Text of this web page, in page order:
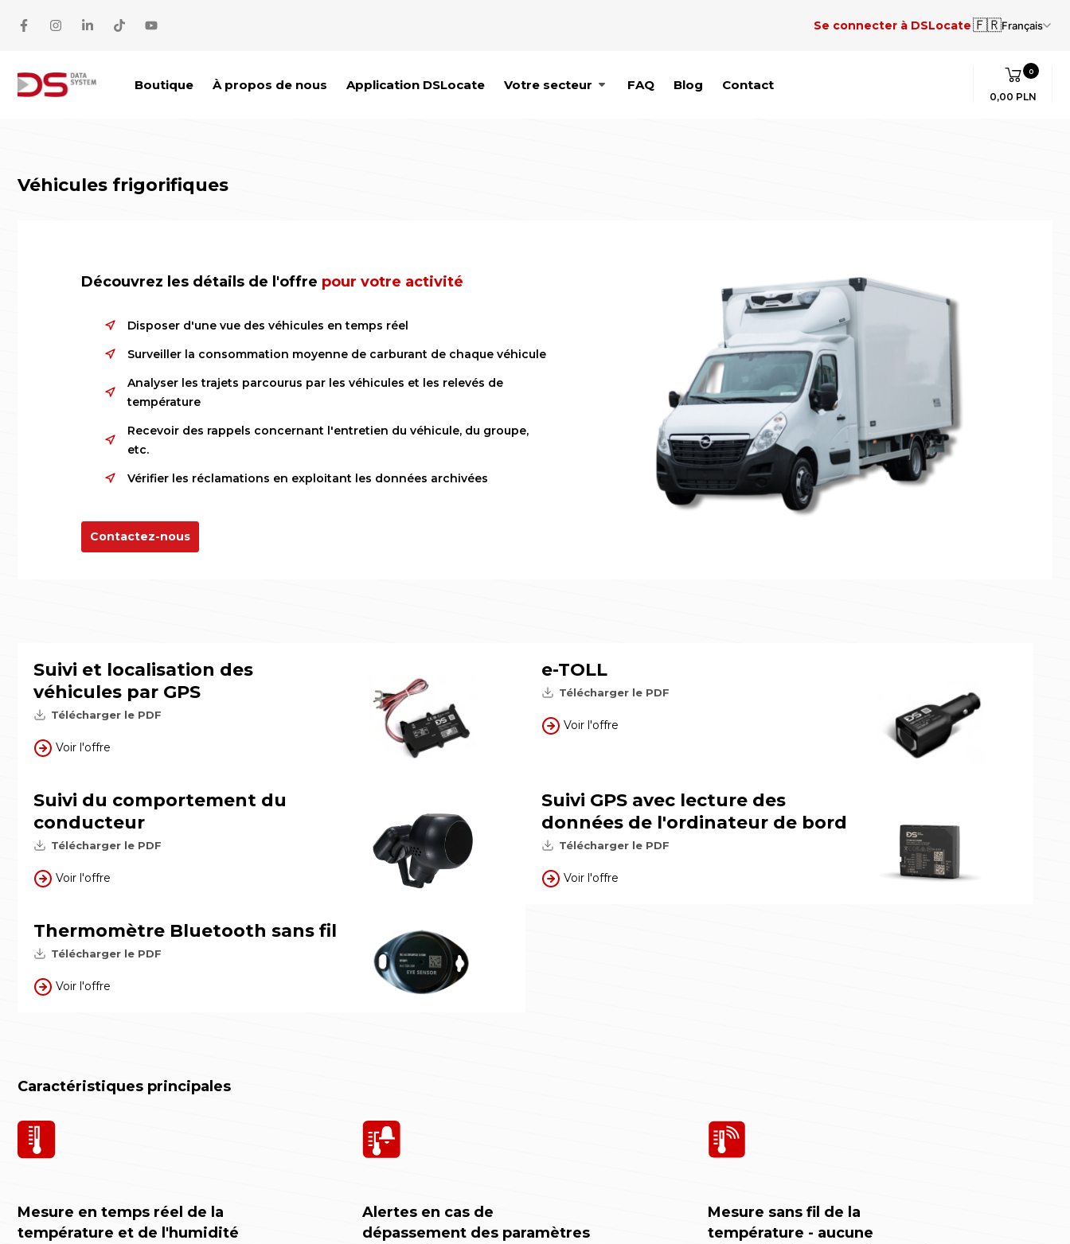
Se connecter à DSLocate🇫🇷Français
Boutique À propos de nous Application DSLocate Votre secteur FAQ Blog Contact
0
0,00 PLN
Véhicules frigorifiques
Découvrez les détails de l'offre pour votre activité
Disposer d'une vue des véhicules en temps réel
Surveiller la consommation moyenne de carburant de chaque véhicule
Analyser les trajets parcourus par les véhicules et les relevés de
température
Recevoir des rappels concernant l'entretien du véhicule, du groupe,
etc.
Vérifier les réclamations en exploitant les données archivées
Contactez-nous
Suivi et localisation des
véhicules par GPS
Télécharger le PDF
Voir l'offre
e-TOLL
Télécharger le PDF
Voir l'offre
Suivi du comportement du
conducteur
Télécharger le PDF
Voir l'offre
Suivi GPS avec lecture des
données de l'ordinateur de bord
Télécharger le PDF
Voir l'offre
Thermomètre Bluetooth sans fil
Télécharger le PDF
Voir l'offre
Caractéristiques principales
Mesure en temps réel de la
température et de l'humidité
Alertes en cas de
dépassement des paramètres
Mesure sans fil de la
température - aucune